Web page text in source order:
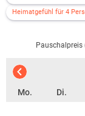
historische Altstadt,
Lebenslust lassen
Region
Die Region
dem thüringischen
und Kulturliebhaber
Heimatgefühl für 4
Pauschalpreis
Mo. Di.